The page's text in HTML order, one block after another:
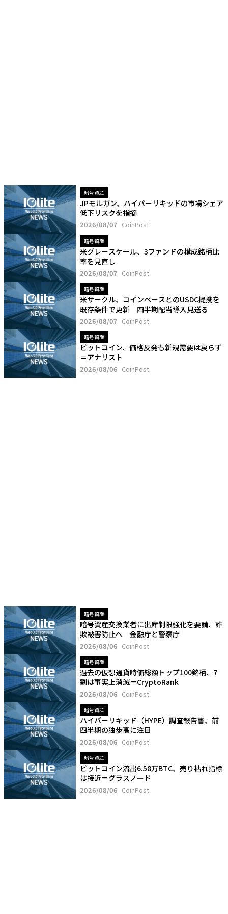
暗号資産
JPモルガン、ハイパーリキッドの市場シェア
低下リスクを指摘
2026/08/07 CoinPost
暗号資産
米グレースケール、3ファンドの構成銘柄比
率を見直し
2026/08/07 CoinPost
暗号資産
米サークル、コインベースとのUSDC提携を
既存条件で更新 四半期配当導入見送る
2026/08/07 CoinPost
暗号資産
ビットコイン、価格反発も新規需要は戻らず
＝アナリスト
2026/08/06 CoinPost
暗号資産
暗号資産交換業者に出庫制限強化を要請、詐
欺被害防止へ 金融庁と警察庁
2026/08/06 CoinPost
暗号資産
過去の仮想通貨時価総額トップ100銘柄、7
割は事実上消滅＝CryptoRank
2026/08/06 CoinPost
暗号資産
ハイパーリキッド（HYPE）調査報告書、前
四半期の独歩高に注目
2026/08/06 CoinPost
暗号資産
ビットコイン流出6.58万BTC、売り枯れ指標
は接近＝グラスノード
2026/08/06 CoinPost